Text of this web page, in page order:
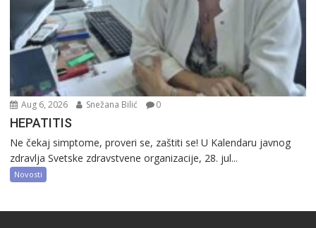
Aug 6, 2026 Snežana Bilić 0
HEPATITIS
Ne čekaj simptome, proveri se, zaštiti se! U Kalendaru javnog
zdravlja Svetske zdravstvene organizacije, 28. jul...
Novosti